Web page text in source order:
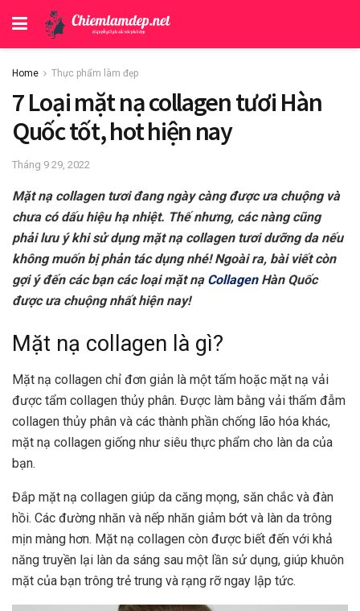
Home Thực phẩm làm đẹp
7 Loại mặt nạ collagen tươi Hàn
Quốc tốt, hot hiện nay
Tháng 9 29, 2022
Mặt nạ collagen tươi đang ngày càng được ưa chuộng và
chưa có dấu hiệu hạ nhiệt. Thế nhưng, các nàng cũng
phải lưu ý khi sử dụng mặt nạ collagen tươi dưỡng da nếu
không muốn bị phản tác dụng nhé! Ngoài ra, bài viết còn
gợi ý đến các bạn các loại mặt nạ CollagenHàn Quốc
được ưa chuộng nhất hiện nay!
Mặt nạ collagen là gì?
Mặt nạ collagen chỉ đơn giản là một tấm hoặc mặt nạ vải
được tẩm collagen thủy phân. Được làm bằng vải thấm đẫm
collagen thủy phân và các thành phần chống lão hóa khác,
mặt nạ collagen giống như siêu thực phẩm cho làn da của
bạn.
Đắp mặt nạ collagen giúp da căng mọng, săn chắc và đàn
hồi. Các đường nhăn và nếp nhăn giảm bớt và làn da trông
mịn màng hơn. Mặt nạ collagen còn được biết đến với khả
năng truyền lại làn da sáng sau một lần sử dụng, giúp khuôn
mặt của bạn trông trẻ trung và rạng rỡ ngay lập tức.